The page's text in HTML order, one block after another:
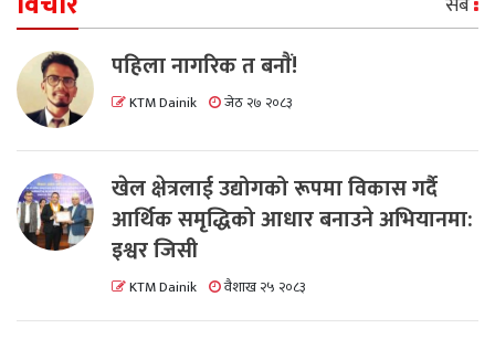
पहिला नागरिक त बनाैं!
KTM Dainik जेठ २७ २०८३
खेल क्षेत्रलाई उद्योगको रूपमा विकास गर्दै
आर्थिक समृद्धिको आधार बनाउने अभियानमा:
इश्वर जिसी
KTM Dainik वैशाख २५ २०८३